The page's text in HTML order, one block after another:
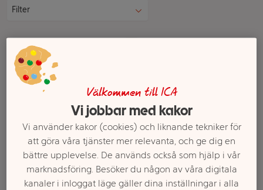
Filter
Pan pizza Veggie 170g
Billys
Mantije paj med nötkött
500g Plivit
Välkommen till ICA
Vi jobbar med kakor
Vi använder kakor (cookies) och liknande tekniker för
att göra våra tjänster mer relevanta, och ge dig en
bättre upplevelse. De används också som hjälp i vår
marknadsföring. Besöker du någon av våra digitala
kanaler i inloggat läge gäller dina inställningar i alla